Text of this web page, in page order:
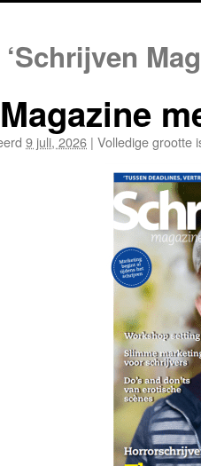
9 juli, 2026 | Volledige grootte